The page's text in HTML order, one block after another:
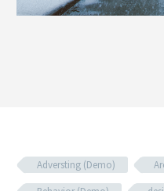
Adversting (Demo)